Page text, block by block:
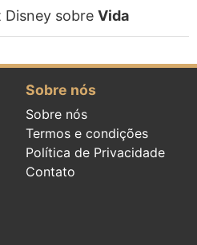
Disney sobre Vida
Sobre nós
Sobre nós
Termos e condições
Política de Privacidade
Contato